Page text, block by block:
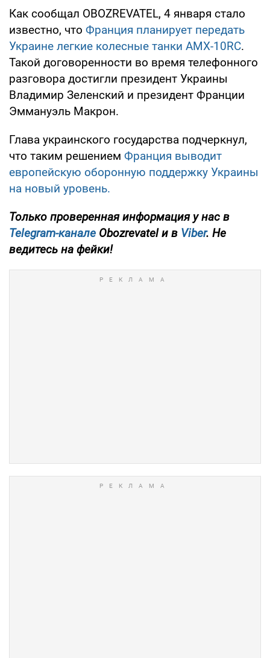
Как сообщал OBOZREVATEL, 4 января стало
известно, что Франция планирует передать
Украине легкие колесные танки AMX-10RC.
Такой договоренности во время телефонного
разговора достигли президент Украины
Владимир Зеленский и президент Франции
Эммануэль Макрон.
Глава украинского государства подчеркнул,
что таким решением Франция выводит
европейскую оборонную поддержку Украины
на новый уровень.
Только проверенная информация у нас в
Telegram-канале Obozrevatel и в Viber. Не
ведитесь на фейки!